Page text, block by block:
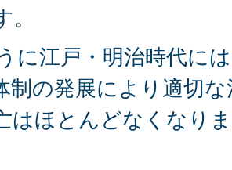
江戸・明治時代に
制の発展により適切
はほとんどなくなり